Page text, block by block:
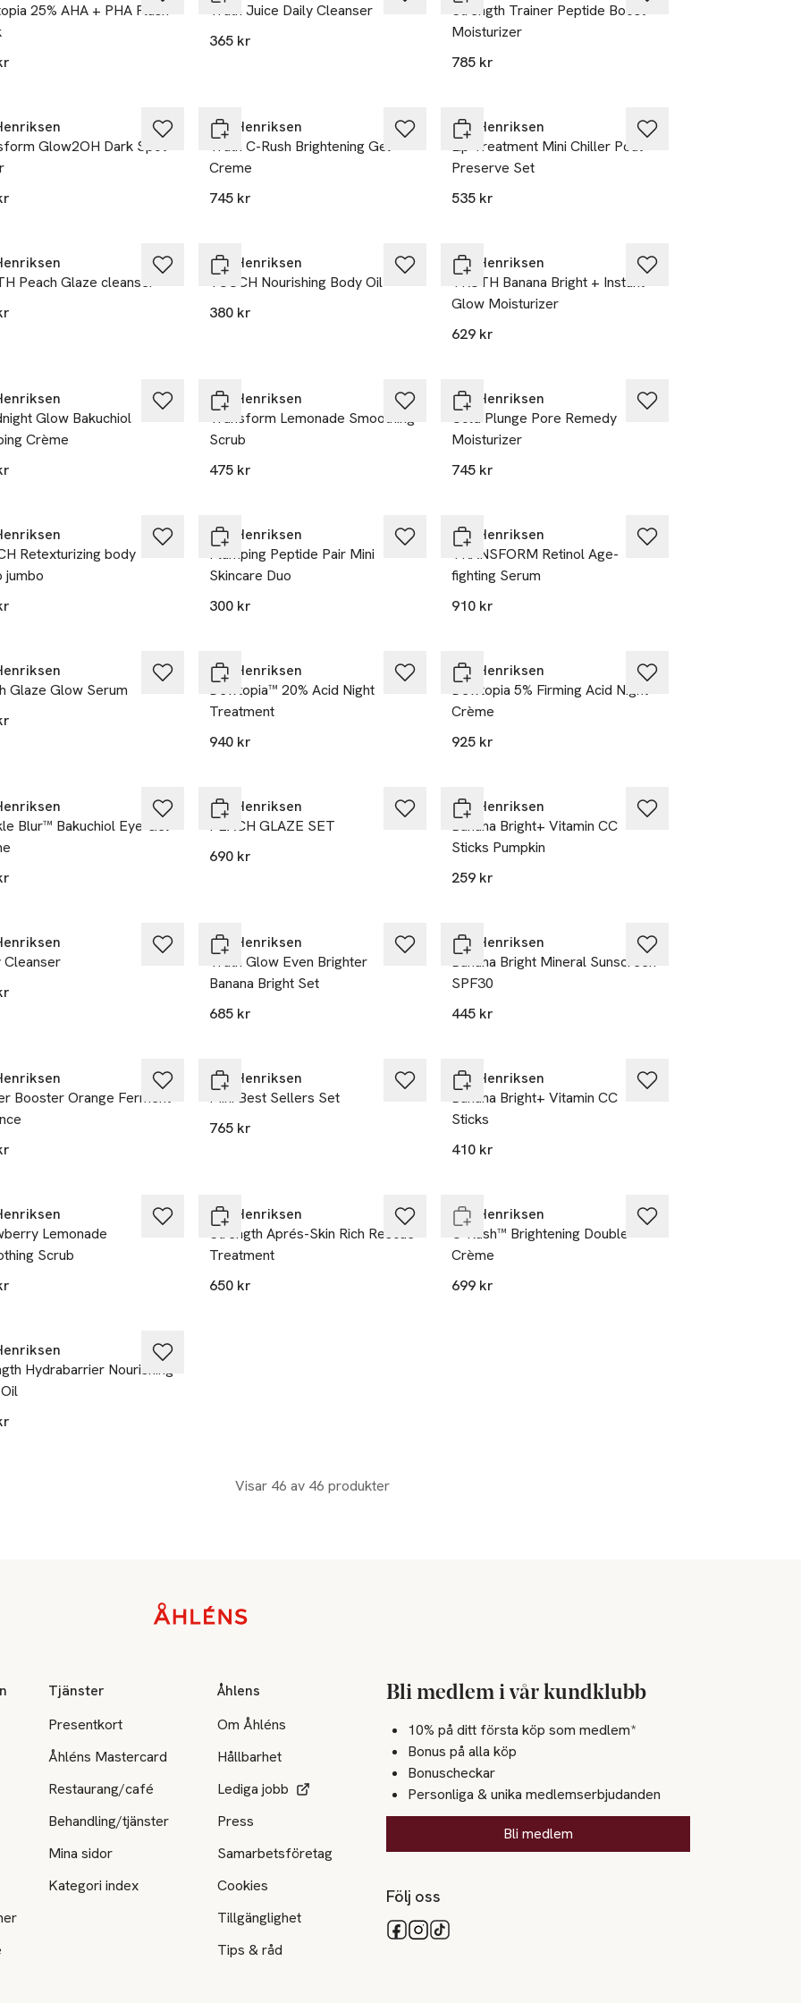
25% AHA + PHA Flash
Truth Juice Daily Cleanser
365 kr
Strength Trainer Peptide Boost
Moisturizer
785 kr
Glow2OH Dark Spot
Ole Henriksen
Truth C-Rush Brightening Gel
Creme
745 kr
Ole Henriksen
Lip Treatment Mini Chiller Pout
Preserve Set
535 kr
Peach Glaze cleanser
Ole Henriksen
TOUCH Nourishing Body Oil
380 kr
Ole Henriksen
TRUTH Banana Bright + Instant
Glow Moisturizer
629 kr
Glow Bakuchiol
Crème
Ole Henriksen
Transform Lemonade Smoothing
Scrub
475 kr
Ole Henriksen
Cold Plunge Pore Remedy
Moisturizer
745 kr
Retexturizing body
jumbo
Ole Henriksen
Plumping Peptide Pair Mini
Skincare Duo
300 kr
Ole Henriksen
TRANSFORM Retinol Age-
fighting Serum
910 kr
Glaze Glow Serum
Ole Henriksen
Dewtopia™ 20% Acid Night
Treatment
940 kr
Ole Henriksen
Dewtopia 5% Firming Acid Night
Crème
925 kr
Blur™ Bakuchiol Eye Gel
Ole Henriksen
PEACH GLAZE SET
690 kr
Ole Henriksen
Banana Bright+ Vitamin CC
Sticks Pumpkin
259 kr
Cleanser
Ole Henriksen
Truth Glow Even Brighter
Banana Bright Set
685 kr
Ole Henriksen
Banana Bright Mineral Sunscreen
SPF30
445 kr
Booster Orange Ferment
Ole Henriksen
Mini Best Sellers Set
765 kr
Ole Henriksen
Banana Bright+ Vitamin CC
Sticks
410 kr
Lemonade
Scrub
Ole Henriksen
Strength Aprés-Skin Rich Rescue
Treatment
650 kr
Ole Henriksen
C-Rush™ Brightening Double
Crème
699 kr
Hydrabarrier Nourishing
Visar 46 av 46 produkter
Tjänster
Presentkort
Åhléns Mastercard
Restaurang/café
Behandling/tjänster
Mina sidor
Kategori index
Åhlens
Om Åhléns
Hållbarhet
Lediga jobb
Press
Samarbetsföretag
Cookies
Tillgänglighet
Tips & råd
Bli medlem i vår kundklubb
10% på ditt första köp som medlem*
Bonus på alla köp
Bonuscheckar
Personliga & unika medlemserbjudanden
Bli medlem
Följ oss